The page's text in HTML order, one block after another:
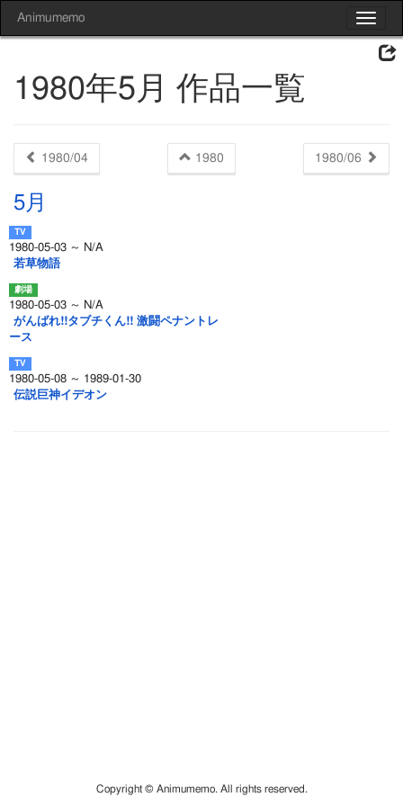
Toggle
Animumemo
1980年5月 作品一覧
1980/04 1980 1980/06
5月
1980-05-03 ～ N/A
若草物語
1980-05-03 ～ N/A
がんばれ!!タブチくん!! 激闘ペナントレ
ース
1980-05-08 ～ 1989-01-30
伝説巨神イデオン
Copyright © Animumemo. All rights reserved.